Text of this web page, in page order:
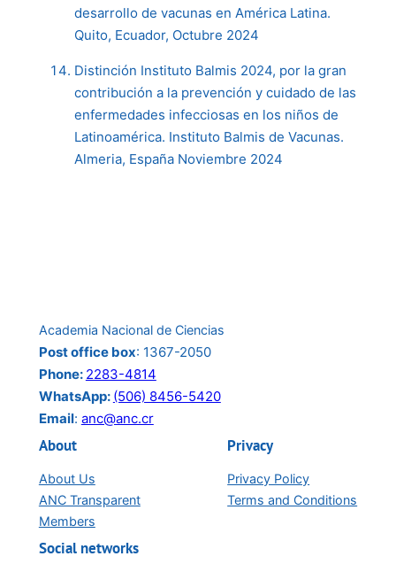
desarrollo de vacunas en América Latina.
Quito, Ecuador, Octubre 2024
Distinción Instituto Balmis 2024, por la gran
contribución a la prevención y cuidado de las
enfermedades infecciosas en los niños de
Latinoamérica. Instituto Balmis de Vacunas.
Almeria, España Noviembre 2024
Academia Nacional de Ciencias
Post office box: 1367-2050
Phone: 2283-4814
WhatsApp: (506) 8456-5420
Email: anc@anc.cr
About
About Us
ANC Transparent
Members
Privacy
Privacy Policy
Terms and Conditions
Social networks